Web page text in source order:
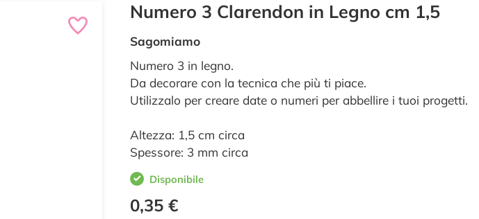
Numero 3 Clarendon in Legno cm 1,5
Sagomiamo
Numero 3 in legno.
Da decorare con la tecnica che più ti piace.
Utilizzalo per creare date o numeri per abbellire i tuoi progetti.
Altezza: 1,5 cm circa
Spessore: 3 mm circa
Disponibile
0,35 €